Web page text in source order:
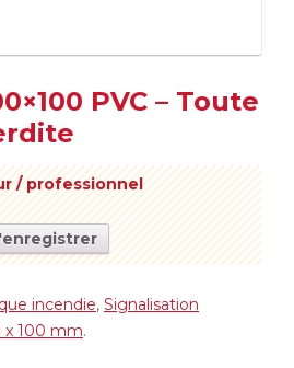
PVC – Toute
/ professionnel
incendie, Signalisation
x 100 mm.